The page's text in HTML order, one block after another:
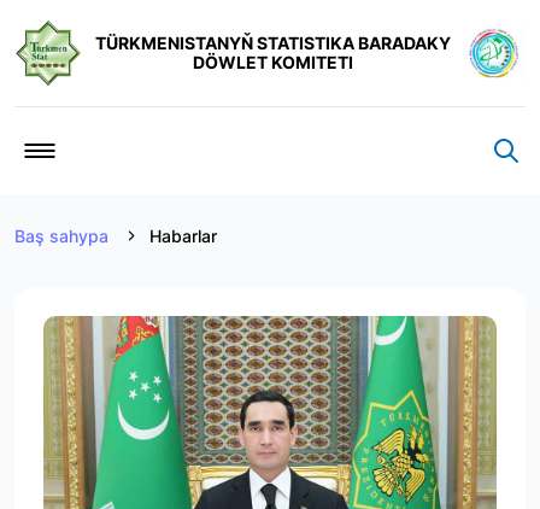
TÜRKMENISTANYŇ STATISTIKA BARADAKY
DÖWLET KOMITETI
Baş sahypa Habarlar